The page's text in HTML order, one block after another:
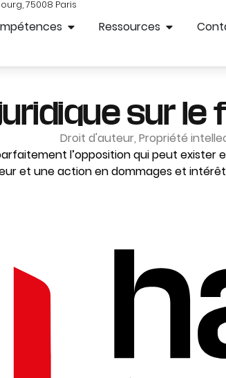
75008 Paris
Ressources
sur le
Droit d'auteur, Propriété
l’opposition qui peut
et une action en dommages et